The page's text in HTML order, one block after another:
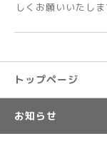
しくお願いいたしま
トップページ
お知らせ